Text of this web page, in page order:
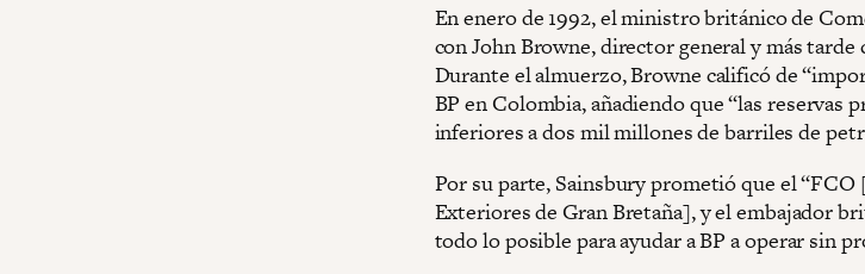
En enero de 1992, el ministro británico de
con John Browne, director general y más tarde
Durante el almuerzo, Browne calificó de
BP en Colombia, añadiendo que “las reservas
inferiores a dos mil millones de barriles de
Por su parte, Sainsbury prometió que el
Exteriores de Gran Bretaña], y el embajador
todo lo posible para ayudar a BP a operar sin